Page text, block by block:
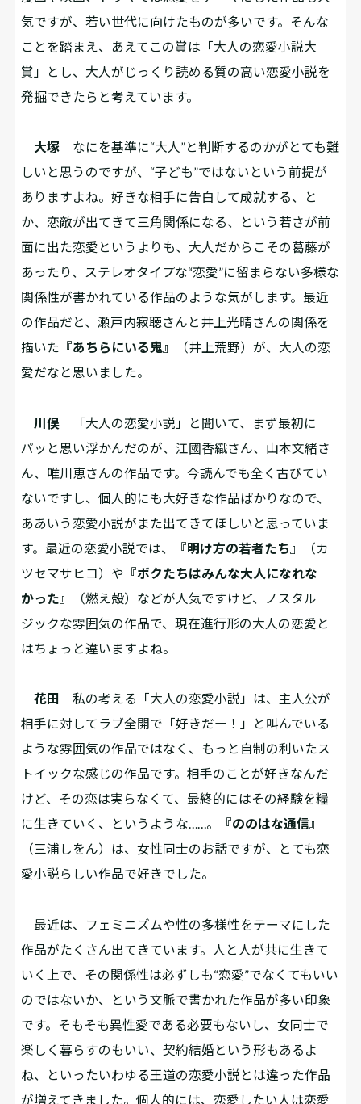
気ですが、若い世代に向けたものが多いです。そんな
ことを踏まえ、あえてこの賞は「大人の恋愛小説大
賞」とし、大人がじっくり読める質の高い恋愛小説を
発掘できたらと考えています。
大塚 なにを基準に“大人”と判断するのかがとても難
しいと思うのですが、“子ども”ではないという前提が
ありますよね。好きな相手に告白して成就する、と
か、恋敵が出てきて三角関係になる、という若さが前
面に出た恋愛というよりも、大人だからこその葛藤が
あったり、ステレオタイプな“恋愛”に留まらない多様な
関係性が書かれている作品のような気がします。最近
の作品だと、瀬戸内寂聴さんと井上光晴さんの関係を
描いた 『あちらにいる鬼』
（井上荒野）が、大人の恋
愛だなと思いました。
川俣 「大人の恋愛小説」と聞いて、まず最初に
パッと思い浮かんだのが、江國香織さん、山本文緒さ
ん、唯川恵さんの作品です。今読んでも全く古びてい
ないですし、個人的にも大好きな作品ばかりなので、
ああいう恋愛小説がまた出てきてほしいと思っていま
す。最近の恋愛小説では、
『明け方の若者たち』
（カ
ツセマサヒコ）や 『ボクたちはみんな大人になれな
かった』
（燃え殻）などが人気ですけど、ノスタル
ジックな雰囲気の作品で、現在進行形の大人の恋愛と
はちょっと違いますよね。
花田
私の考える「大人の恋愛小説」は、主人公が
相手に対してラブ全開で「好きだー！」と叫んでいる
ような雰囲気の作品ではなく、もっと自制の利いたス
トイックな感じの作品です。相手のことが好きなんだ
けど、その恋は実らなくて、最終的にはその経験を糧
に生きていく、というような……。
『ののはな通信』
（三浦しをん）は、女性同士のお話ですが、とても恋
愛小説らしい作品で好きでした。
最近は、フェミニズムや性の多様性をテーマにした
作品がたくさん出てきています。人と人が共に生きて
いく上で、その関係性は必ずしも“恋愛”でなくてもいい
のではないか、という文脈で書かれた作品が多い印象
です。そもそも異性愛である必要もないし、女同士で
楽しく暮らすのもいい、契約結婚という形もあるよ
ね、といったいわゆる王道の恋愛小説とは違った作品
が増えてきました。個人的には、恋愛したい人は恋愛